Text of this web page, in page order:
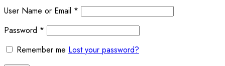
User Name or Email *
Password *
Remember me Lost your password?